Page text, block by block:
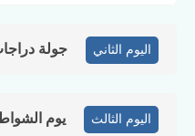
اليوم الثاني جولة
اليوم الثالث يوم